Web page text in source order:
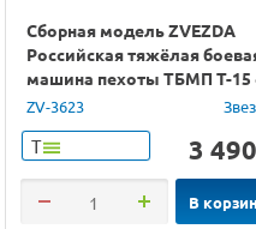
Сборная модель ZVEZDA
Российская тяжёлая
машина пехоты ТБМП Т-15
57-мм пушкой, 1/35
ZV-3623
Т 3 490
В